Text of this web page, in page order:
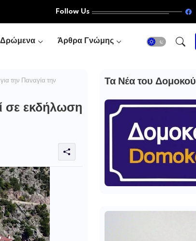
Follow Us
Δρώμενα Άρθρα Γνώμης
την Παναγία την
σε εκδήλωση
Τα Νέα του Δομοκού